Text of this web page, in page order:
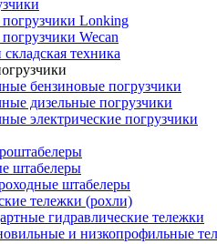
Lonking
Wecan
техника
бензиновые погрузчики
дизельные погрузчики
электрические погрузчики
штабелеры
штабелеры
тележки (рохли)
гидравлические тележки
и низкопрофильные